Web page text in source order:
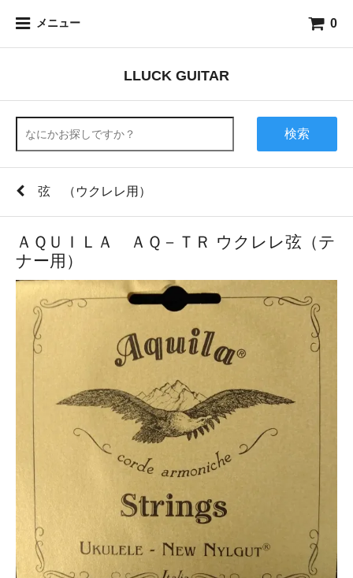
メニュー 0
LLUCK GUITAR
検索
弦 （ウクレレ用）
ＡＱＵＩＬＡ ＡＱ－ＴＲ ウクレレ弦（テ
ナー用）